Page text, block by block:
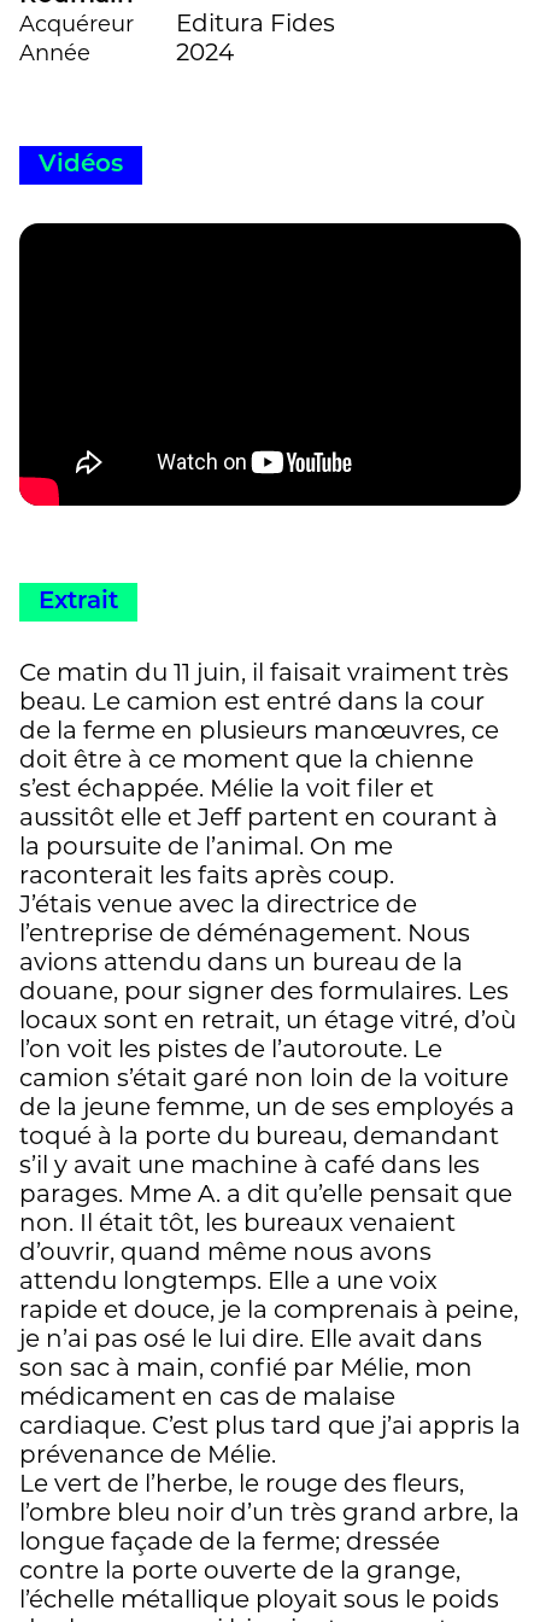
Acquéreur Editura Fides
Année 2024
Vidéos
Extrait
Ce matin du 11 juin, il faisait vraiment très
beau. Le camion est entré dans la cour
de la ferme en plusieurs manœuvres, ce
doit être à ce moment que la chienne
s’est échappée. Mélie la voit filer et
aussitôt elle et Jeff partent en courant à
la poursuite de l’animal. On me
raconterait les faits après coup.
J’étais venue avec la directrice de
l’entreprise de déménagement. Nous
avions attendu dans un bureau de la
douane, pour signer des formulaires. Les
locaux sont en retrait, un étage vitré, d’où
l’on voit les pistes de l’autoroute. Le
camion s’était garé non loin de la voiture
de la jeune femme, un de ses employés a
toqué à la porte du bureau, demandant
s’il y avait une machine à café dans les
parages. Mme A. a dit qu’elle pensait que
non. Il était tôt, les bureaux venaient
d’ouvrir, quand même nous avons
attendu longtemps. Elle a une voix
rapide et douce, je la comprenais à peine,
je n’ai pas osé le lui dire. Elle avait dans
son sac à main, confié par Mélie, mon
médicament en cas de malaise
cardiaque. C’est plus tard que j’ai appris la
prévenance de Mélie.
Le vert de l’herbe, le rouge des fleurs,
l’ombre bleu noir d’un très grand arbre, la
longue façade de la ferme; dressée
contre la porte ouverte de la grange,
l’échelle métallique ployait sous le poids